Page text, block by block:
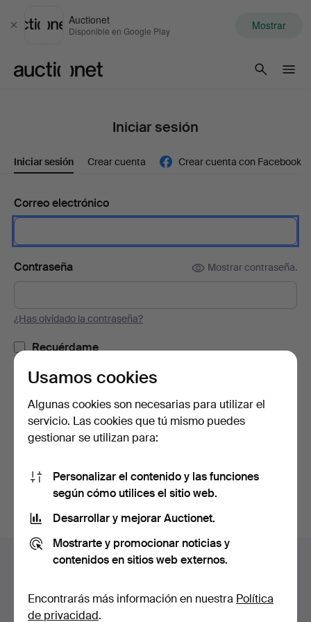
Cerrar
Auctionet
Disponible en Google Play Mostrar
Iniciar sesión
Iniciar sesión Crear cuenta Crear cuenta con Facebook
Correo electrónico
Contraseña Mostrar contraseña.
¿Has olvidado la contraseña?
Recuérdame
o iniciar sesión a través de Facebook
Navegación
pie
Ayuda y contacto
Todas las casas de subastas
Usamos cookies
Algunas cookies son necesarias para utilizar el
servicio. Las cookies que tú mismo puedes
gestionar se utilizan para:
Personalizar el contenido y las funciones
según cómo utilices el sitio web.
Desarrollar y mejorar Auctionet.
Mostrarte y promocionar noticias y
contenidos en sitios web externos.
Encontrarás más información en nuestra Política
de privacidad.